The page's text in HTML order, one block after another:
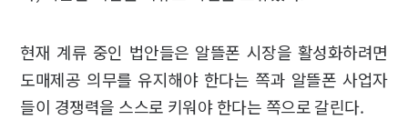
현재 계류 중인 법안들은 알뜰폰 시장을 활성화하려면
도매제공 의무를 유지해야 한다는 쪽과 알뜰폰 사업자
들이 경쟁력을 스스로 키워야 한다는 쪽으로 갈린다.